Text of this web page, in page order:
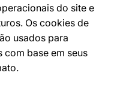
do site e
Os cookies de
usados para
com base em seus